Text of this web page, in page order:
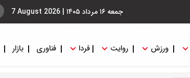
جمعه ۱۶ مرداد ۱۴۰۵ |
7 August 2026
ورزش روایت فردا فناوری بازار